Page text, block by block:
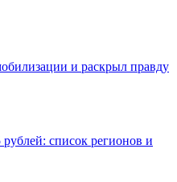
и раскрыл правду
список регионов и